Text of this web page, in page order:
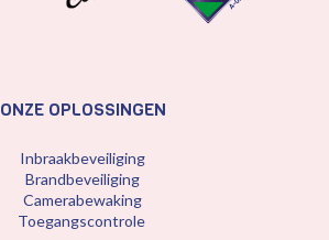
ONZE OPLOSSINGEN
Inbraakbeveiliging
Brandbeveiliging
Camerabewaking
Toegangscontrole